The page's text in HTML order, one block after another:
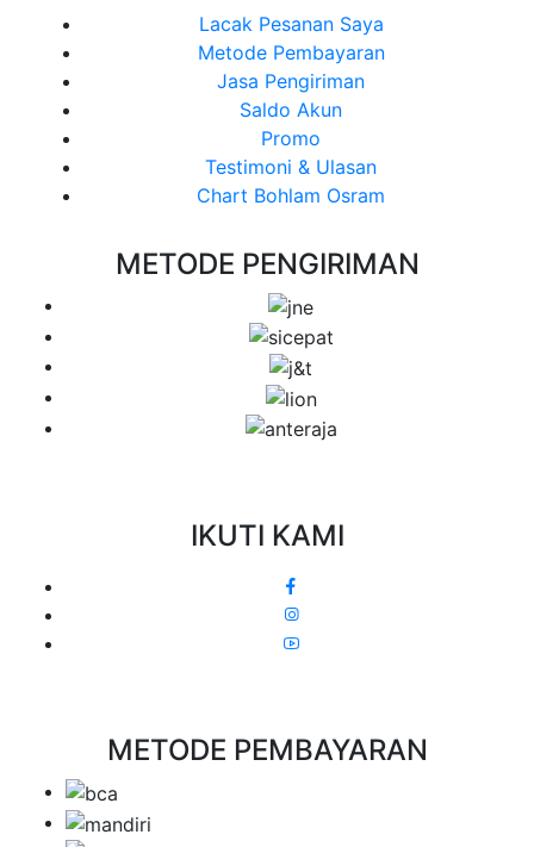
Lacak Pesanan Saya
Metode Pembayaran
Jasa Pengiriman
Saldo Akun
Promo
Testimoni & Ulasan
Chart Bohlam Osram
METODE PENGIRIMAN
IKUTI KAMI
METODE PEMBAYARAN